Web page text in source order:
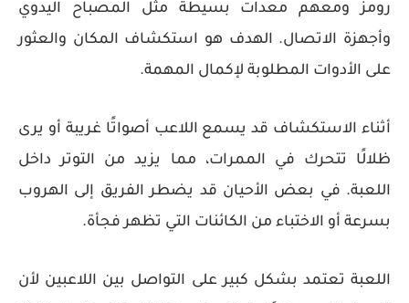
رومز ومعهم معدات بسيطة مثل المصباح اليدوي
وأجهزة الاتصال. الهدف هو استكشاف المكان والعثور
على الأدوات المطلوبة لإكمال المهمة.
أثناء الاستكشاف قد يسمع اللاعب أصواتًا غريبة أو يرى
ظلالًا تتحرك في الممرات، مما يزيد من التوتر داخل
اللعبة. في بعض الأحيان قد يضطر الفريق إلى الهروب
بسرعة أو الاختباء من الكائنات التي تظهر فجأة.
اللعبة تعتمد بشكل كبير على التواصل بين اللاعبين لأن